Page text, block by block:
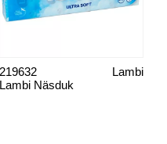
Lambi Näsduk
Lambi
219632